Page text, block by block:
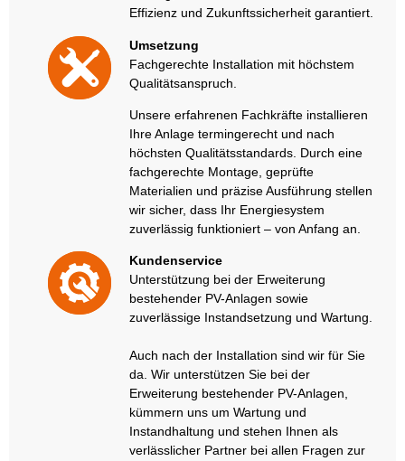
Effizienz und Zukunftssicherheit garantiert.
Umsetzung
Fachgerechte Installation mit höchstem
Qualitätsanspruch.
Unsere erfahrenen Fachkräfte installieren
Ihre Anlage termingerecht und nach
höchsten Qualitätsstandards. Durch eine
fachgerechte Montage, geprüfte
Materialien und präzise Ausführung stellen
wir sicher, dass Ihr Energiesystem
zuverlässig funktioniert – von Anfang an.
Kundenservice
Unterstützung bei der Erweiterung
bestehender PV-Anlagen sowie
zuverlässige Instandsetzung und Wartung.
Auch nach der Installation sind wir für Sie
da. Wir unterstützen Sie bei der
Erweiterung bestehender PV-Anlagen,
kümmern uns um Wartung und
Instandhaltung und stehen Ihnen als
verlässlicher Partner bei allen Fragen zur